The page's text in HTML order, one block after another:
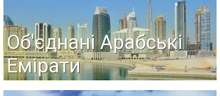
Об'єднані Арабські
Емірати